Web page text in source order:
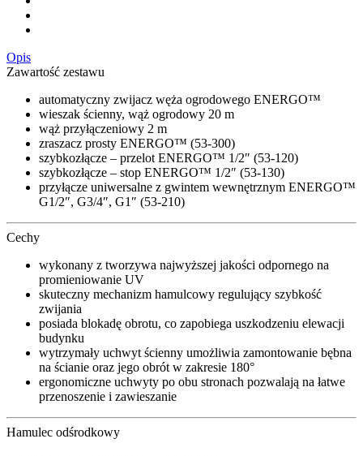
Opis
Zawartość zestawu
automatyczny zwijacz węża ogrodowego ENERGO™
wieszak ścienny, wąż ogrodowy 20 m
wąż przyłączeniowy 2 m
zraszacz prosty ENERGO™ (53-300)
szybkozłącze – przelot ENERGO™ 1/2″ (53-120)
szybkozłącze – stop ENERGO™ 1/2″ (53-130)
przyłącze uniwersalne z gwintem wewnętrznym ENERGO™
G1/2″, G3/4″, G1″ (53-210)
Cechy
wykonany z tworzywa najwyższej jakości odpornego na
promieniowanie UV
skuteczny mechanizm hamulcowy regulujący szybkość
zwijania
posiada blokadę obrotu, co zapobiega uszkodzeniu elewacji
budynku
wytrzymały uchwyt ścienny umożliwia zamontowanie bębna
na ścianie oraz jego obrót w zakresie 180°
ergonomiczne uchwyty po obu stronach pozwalają na łatwe
przenoszenie i zawieszanie
Hamulec odśrodkowy